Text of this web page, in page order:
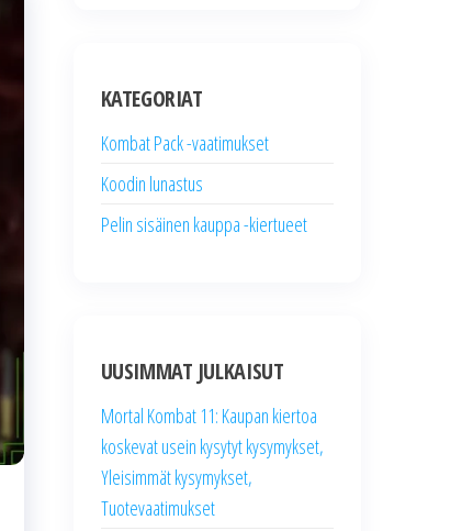
KATEGORIAT
Kombat Pack -vaatimukset
Koodin lunastus
Pelin sisäinen kauppa -kiertueet
UUSIMMAT JULKAISUT
Mortal Kombat 11: Kaupan kiertoa
koskevat usein kysytyt kysymykset,
Yleisimmät kysymykset,
Tuotevaatimukset